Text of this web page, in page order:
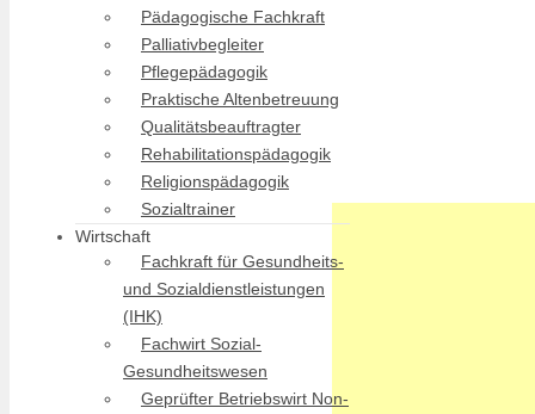
Pädagogische Fachkraft
Palliativbegleiter
Pflegepädagogik
Praktische Altenbetreuung
Qualitätsbeauftragter
Rehabilitationspädagogik
Religionspädagogik
Sozialtrainer
Wirtschaft
Fachkraft für Gesundheits-
und Sozialdienstleistungen
(IHK)
Fachwirt Sozial-
Gesundheitswesen
Geprüfter Betriebswirt Non-